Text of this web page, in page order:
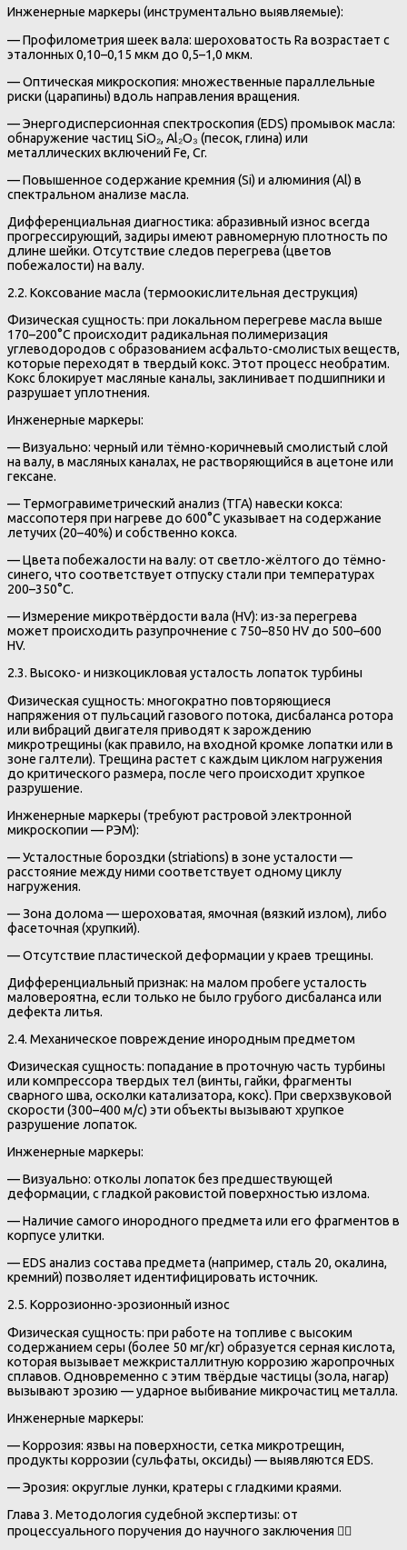
Инженерные маркеры (инструментально выявляемые):
— Профилометрия шеек вала: шероховатость Ra возрастает с
эталонных 0,10–0,15 мкм до 0,5–1,0 мкм.
— Оптическая микроскопия: множественные параллельные
риски (царапины) вдоль направления вращения.
— Энергодисперсионная спектроскопия (EDS) промывок масла:
обнаружение частиц SiO₂, Al₂O₃ (песок, глина) или
металлических включений Fe, Cr.
— Повышенное содержание кремния (Si) и алюминия (Al) в
спектральном анализе масла.
Дифференциальная диагностика: абразивный износ всегда
прогрессирующий, задиры имеют равномерную плотность по
длине шейки. Отсутствие следов перегрева (цветов
побежалости) на валу.
2.2. Коксование масла (термоокислительная деструкция)
Физическая сущность: при локальном перегреве масла выше
170–200°C происходит радикальная полимеризация
углеводородов с образованием асфальто-смолистых веществ,
которые переходят в твердый кокс. Этот процесс необратим.
Кокс блокирует масляные каналы, заклинивает подшипники и
разрушает уплотнения.
Инженерные маркеры:
— Визуально: черный или тёмно-коричневый смолистый слой
на валу, в масляных каналах, не растворяющийся в ацетоне или
гексане.
— Термогравиметрический анализ (ТГА) навески кокса:
массопотеря при нагреве до 600°C указывает на содержание
летучих (20–40%) и собственно кокса.
— Цвета побежалости на валу: от светло-жёлтого до тёмно-
синего, что соответствует отпуску стали при температурах
200–350°C.
— Измерение микротвёрдости вала (HV): из-за перегрева
может происходить разупрочнение с 750–850 HV до 500–600
HV.
2.3. Высоко- и низкоцикловая усталость лопаток турбины
Физическая сущность: многократно повторяющиеся
напряжения от пульсаций газового потока, дисбаланса ротора
или вибраций двигателя приводят к зарождению
микротрещины (как правило, на входной кромке лопатки или в
зоне галтели). Трещина растет с каждым циклом нагружения
до критического размера, после чего происходит хрупкое
разрушение.
Инженерные маркеры (требуют растровой электронной
микроскопии — РЭМ):
— Усталостные бороздки (striations) в зоне усталости —
расстояние между ними соответствует одному циклу
нагружения.
— Зона долома — шероховатая, ямочная (вязкий излом), либо
фасеточная (хрупкий).
— Отсутствие пластической деформации у краев трещины.
Дифференциальный признак: на малом пробеге усталость
маловероятна, если только не было грубого дисбаланса или
дефекта литья.
2.4. Механическое повреждение инородным предметом
Физическая сущность: попадание в проточную часть турбины
или компрессора твердых тел (винты, гайки, фрагменты
сварного шва, осколки катализатора, кокс). При сверхзвуковой
скорости (300–400 м/с) эти объекты вызывают хрупкое
разрушение лопаток.
Инженерные маркеры:
— Визуально: отколы лопаток без предшествующей
деформации, с гладкой раковистой поверхностью излома.
— Наличие самого инородного предмета или его фрагментов в
корпусе улитки.
— EDS анализ состава предмета (например, сталь 20, окалина,
кремний) позволяет идентифицировать источник.
2.5. Коррозионно-эрозионный износ
Физическая сущность: при работе на топливе с высоким
содержанием серы (более 50 мг/кг) образуется серная кислота,
которая вызывает межкристаллитную коррозию жаропрочных
сплавов. Одновременно с этим твёрдые частицы (зола, нагар)
вызывают эрозию — ударное выбивание микрочастиц металла.
Инженерные маркеры:
— Коррозия: язвы на поверхности, сетка микротрещин,
продукты коррозии (сульфаты, оксиды) — выявляются EDS.
— Эрозия: округлые лунки, кратеры с гладкими краями.
Глава 3. Методология судебной экспертизы: от
процессуального поручения до научного заключения 👨‍⚖️